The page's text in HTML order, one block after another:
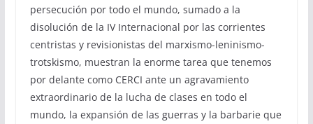
persecución por todo el mundo, sumado a la
disolución de la IV Internacional por las corrientes
centristas y revisionistas del marxismo-leninismo-
trotskismo, muestran la enorme tarea que tenemos
por delante como CERCI ante un agravamiento
extraordinario de la lucha de clases en todo el
mundo, la expansión de las guerras y la barbarie que